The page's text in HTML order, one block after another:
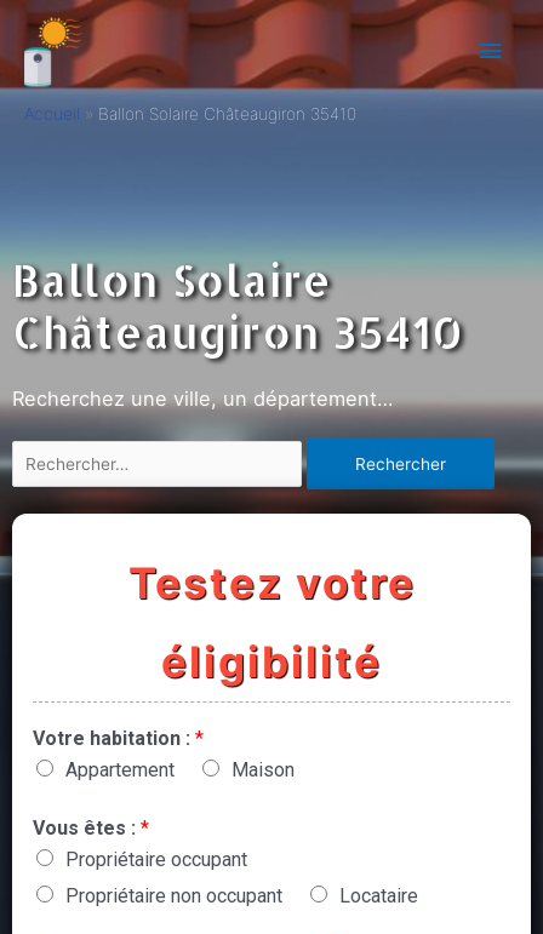
Accueil Ballon Solaire Châteaugiron 35410
Ballon Solaire
Châteaugiron 35410
Recherchez une ville, un département…
Testez votre
éligibilité
Votre habitation : *
Appartement
Maison
Vous êtes : *
Propriétaire occupant
Propriétaire non occupant
Locataire